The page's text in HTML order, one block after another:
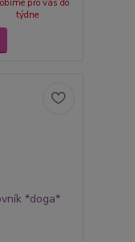
pro vás do
týdne